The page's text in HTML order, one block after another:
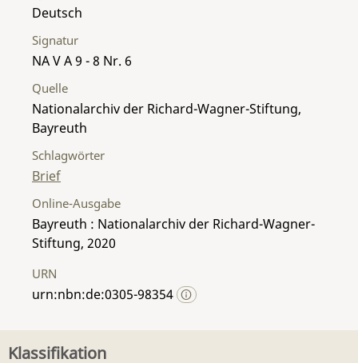
Deutsch
Signatur
NA V A 9 - 8 Nr. 6
Quelle
Nationalarchiv der Richard-Wagner-Stiftung,
Bayreuth
Schlagwörter
Brief
Online-Ausgabe
Bayreuth : Nationalarchiv der Richard-Wagner-
Stiftung, 2020
URN
urn:nbn:de:0305-98354
Klassifikation